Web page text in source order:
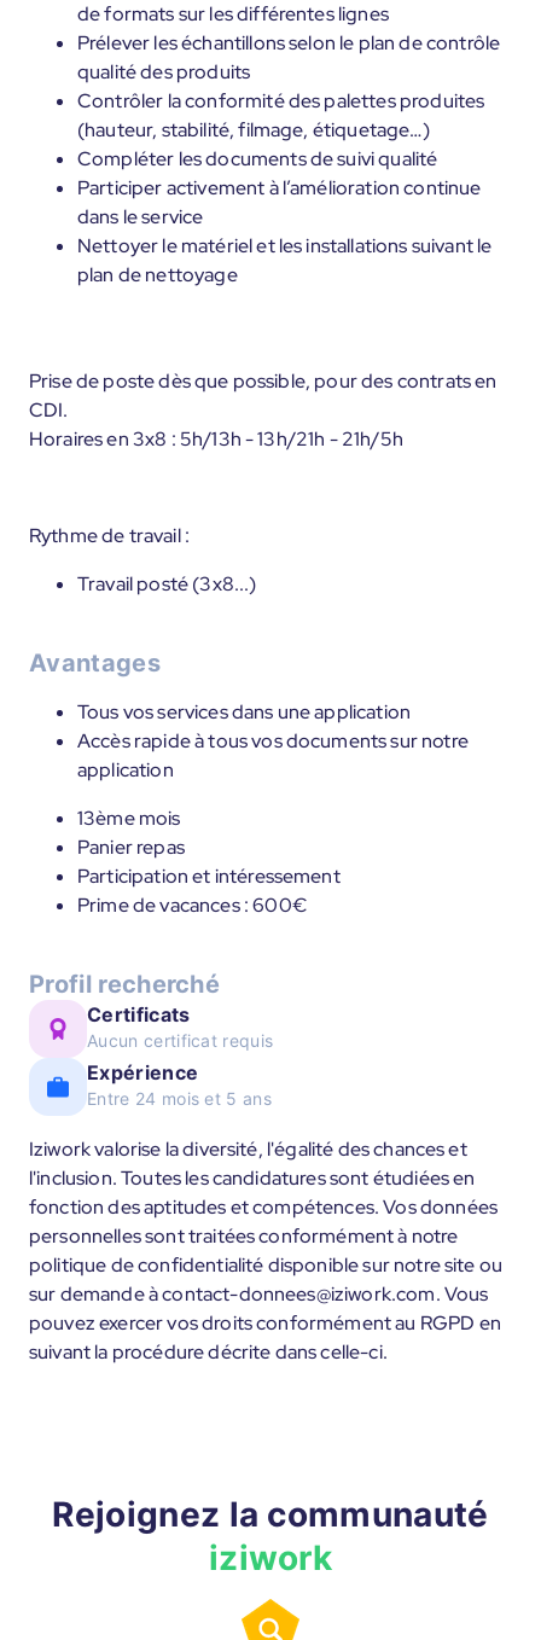
de formats sur les différentes lignes
Prélever les échantillons selon le plan de contrôle
qualité des produits
Contrôler la conformité des palettes produites
(hauteur, stabilité, filmage, étiquetage…)
Compléter les documents de suivi qualité
Participer activement à l’amélioration continue
dans le service
Nettoyer le matériel et les installations suivant le
plan de nettoyage
Prise de poste dès que possible, pour des contrats en
CDI.
Horaires en 3x8 : 5h/13h - 13h/21h - 21h/5h
Rythme de travail :
Travail posté (3x8...)
Avantages
Tous vos services dans une application
Accès rapide à tous vos documents sur notre
application
13ème mois
Panier repas
Participation et intéressement
Prime de vacances : 600€
Profil recherché
Certificats
Aucun certificat requis
Expérience
Entre 24 mois et 5 ans
Iziwork valorise la diversité, l'égalité des chances et
l'inclusion. Toutes les candidatures sont étudiées en
fonction des aptitudes et compétences. Vos données
personnelles sont traitées conformément à notre
politique de confidentialité disponible sur notre site ou
sur demande à contact-donnees@iziwork.com. Vous
pouvez exercer vos droits conformément au RGPD en
suivant la procédure décrite dans celle-ci.
Rejoignez la communauté
iziwork